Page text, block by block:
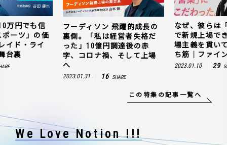
万円でも信
ーツ」の価
イド・ライ
台裏
フーディソン 飛躍的成長の
裏側。「私は経営者失格だ
った」10億円調達後の赤
字、コロナ禍、そして上場
へ
2023.01.31 16 SHARE
なぜ、彼らは
で新規上場で
場主義を貫い
ち筋｜ファイ
2023.01.10 29
この特集の記事一覧へ
We Love Notion !!!